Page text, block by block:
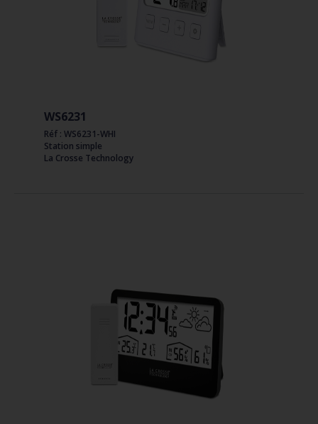
WS6231
Réf : WS6231-WHI
Station simple
La Crosse Technology